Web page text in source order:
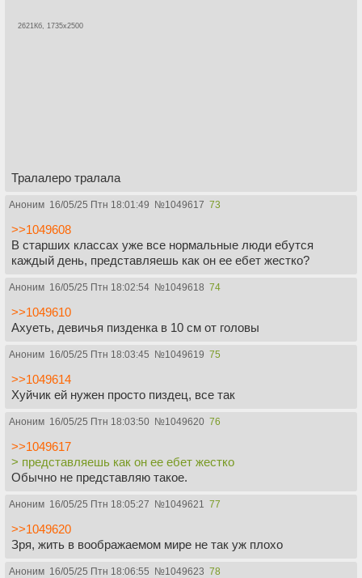
2621Кб, 1735x2500
Тралалеро тралала
Аноним 16/05/25 Птн 18:01:49 №1049617 73
>>1049608
В старших классах уже все нормальные люди ебутся
каждый день, представляешь как он ее ебет жестко?
Аноним 16/05/25 Птн 18:02:54 №1049618 74
>>1049610
Ахуеть, девичья пизденка в 10 см от головы
Аноним 16/05/25 Птн 18:03:45 №1049619 75
>>1049614
Хуйчик ей нужен просто пиздец, все так
Аноним 16/05/25 Птн 18:03:50 №1049620 76
>>1049617
> представляешь как он ее ебет жестко
Обычно не представляю такое.
Аноним 16/05/25 Птн 18:05:27 №1049621 77
>>1049620
Зря, жить в воображаемом мире не так уж плохо
Аноним 16/05/25 Птн 18:06:55 №1049623 78